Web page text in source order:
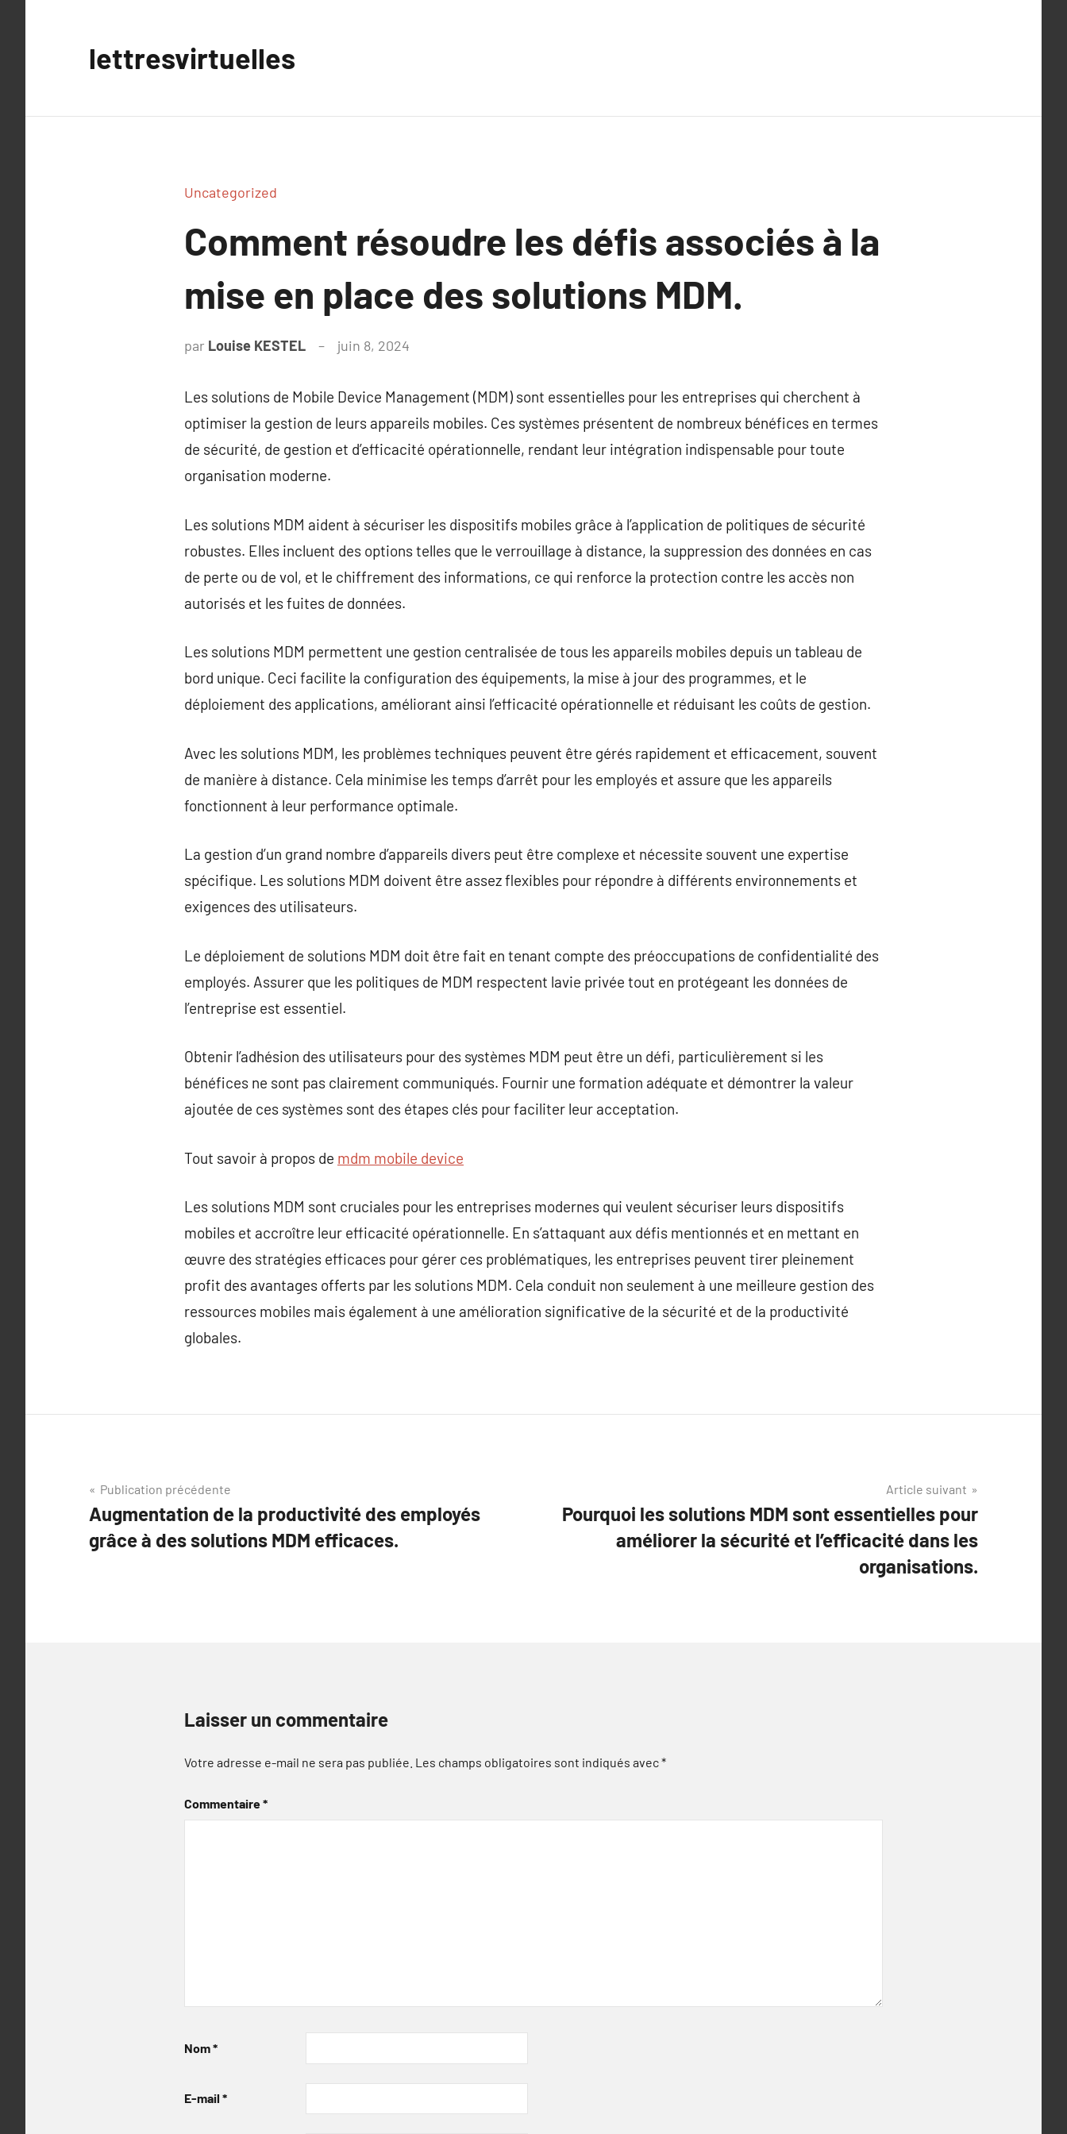
lettresvirtuelles
Uncategorized
Comment résoudre les défis associés à la
mise en place des solutions MDM.
par Louise KESTEL juin 8, 2024
Les solutions de Mobile Device Management (MDM) sont essentielles pour les entreprises qui cherchent à
optimiser la gestion de leurs appareils mobiles. Ces systèmes présentent de nombreux bénéfices en termes
de sécurité, de gestion et d’efficacité opérationnelle, rendant leur intégration indispensable pour toute
organisation moderne.
Les solutions MDM aident à sécuriser les dispositifs mobiles grâce à l’application de politiques de sécurité
robustes. Elles incluent des options telles que le verrouillage à distance, la suppression des données en cas
de perte ou de vol, et le chiffrement des informations, ce qui renforce la protection contre les accès non
autorisés et les fuites de données.
Les solutions MDM permettent une gestion centralisée de tous les appareils mobiles depuis un tableau de
bord unique. Ceci facilite la configuration des équipements, la mise à jour des programmes, et le
déploiement des applications, améliorant ainsi l’efficacité opérationnelle et réduisant les coûts de gestion.
Avec les solutions MDM, les problèmes techniques peuvent être gérés rapidement et efficacement, souvent
de manière à distance. Cela minimise les temps d’arrêt pour les employés et assure que les appareils
fonctionnent à leur performance optimale.
La gestion d’un grand nombre d’appareils divers peut être complexe et nécessite souvent une expertise
spécifique. Les solutions MDM doivent être assez flexibles pour répondre à différents environnements et
exigences des utilisateurs.
Le déploiement de solutions MDM doit être fait en tenant compte des préoccupations de confidentialité des
employés. Assurer que les politiques de MDM respectent lavie privée tout en protégeant les données de
l’entreprise est essentiel.
Obtenir l’adhésion des utilisateurs pour des systèmes MDM peut être un défi, particulièrement si les
bénéfices ne sont pas clairement communiqués. Fournir une formation adéquate et démontrer la valeur
ajoutée de ces systèmes sont des étapes clés pour faciliter leur acceptation.
Tout savoir à propos de mdm mobile device
Les solutions MDM sont cruciales pour les entreprises modernes qui veulent sécuriser leurs dispositifs
mobiles et accroître leur efficacité opérationnelle. En s’attaquant aux défis mentionnés et en mettant en
œuvre des stratégies efficaces pour gérer ces problématiques, les entreprises peuvent tirer pleinement
profit des avantages offerts par les solutions MDM. Cela conduit non seulement à une meilleure gestion des
ressources mobiles mais également à une amélioration significative de la sécurité et de la productivité
globales.
Navigation
de
l’article
Publication précédente
Augmentation de la productivité des employés
grâce à des solutions MDM efficaces.
Article suivant
Pourquoi les solutions MDM sont essentielles pour
améliorer la sécurité et l’efficacité dans les
organisations.
Laisser un commentaire
Votre adresse e-mail ne sera pas publiée. Les champs obligatoires sont indiqués avec*
Commentaire*
Nom*
E-mail *